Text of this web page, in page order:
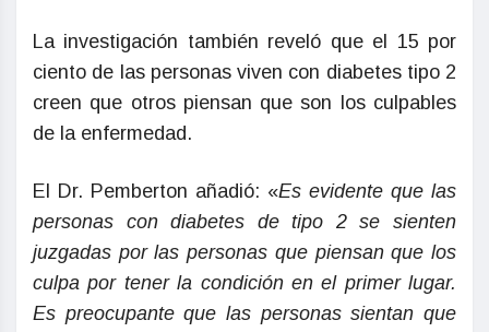
La investigación también reveló que el 15 por
ciento de las personas viven con diabetes tipo 2
creen que otros piensan que son los culpables
de la enfermedad.
El Dr. Pemberton añadió: «Es evidente que las
personas con diabetes de tipo 2 se sienten
juzgadas por las personas que piensan que los
culpa por tener la condición en el primer lugar.
Es preocupante que las personas sientan que